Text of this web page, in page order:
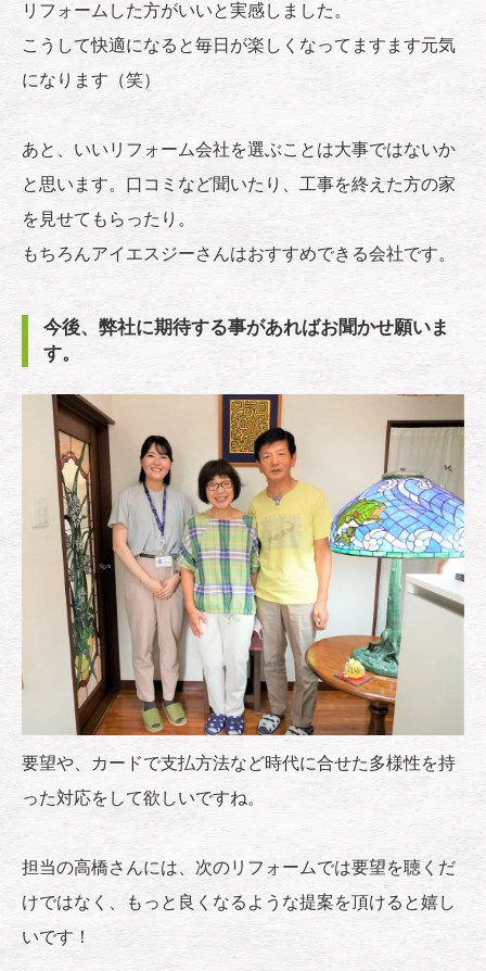
リフォームした方がいいと実感しました。
こうして快適になると毎日が楽しくなってますます元気
になります（笑）
あと、いいリフォーム会社を選ぶことは大事ではないか
と思います。口コミなど聞いたり、工事を終えた方の家
を見せてもらったり。
もちろんアイエスジーさんはおすすめできる会社です。
今後、弊社に期待する事があればお聞かせ願いま
す。
要望や、カードで支払方法など時代に合せた多様性を持
った対応をして欲しいですね。
担当の高橋さんには、次のリフォームでは要望を聴くだ
けではなく、もっと良くなるような提案を頂けると嬉し
いです！